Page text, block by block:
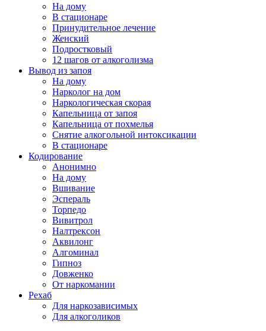
На дому
В стационаре
Принудительное лечение
Женский
Подростковый
12 шагов от алкоголизма
Вывод из запоя
На дому
Нарколог на дом
Наркологическая скорая
Капельница от запоя
Капельница от похмелья
Снятие алкогольной интоксикации
В стационаре
Кодирование
Анонимно
На дому
Вшивание
Эспераль
Торпедо
Вивитрол
Налтрексон
Аквилонг
Алгоминал
Гипноз
Довженко
От наркомании
Рехаб
Для наркозависимых
Для алкоголиков